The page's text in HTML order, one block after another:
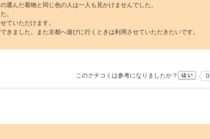
選んだ着物と同じ色の人は一人も見かけませんでした。
。
ていただけます。
きました。また京都へ遊びに行くときは利用させていただきたいです。
このクチコミは参考になりましたか？ 0